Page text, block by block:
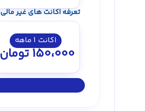
تعرفه اکانت های غیر مالی
اکانت 1 ماهه
150،000تومان